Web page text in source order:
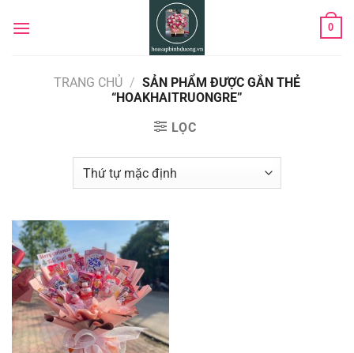
đến
0
TRANG CHỦ / SẢN PHẨM ĐƯỢC GẮN THẺ
“HOAKHAITRUONGRE”
LỌC